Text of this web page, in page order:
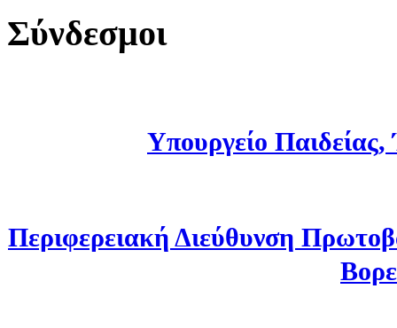
Σύνδεσμοι
Υπουργείο
Περιφερειακή Διεύθυνση